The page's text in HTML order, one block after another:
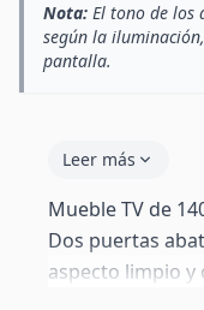
Nota: El tono de los
según la
pantalla.
Leer más
Mueble TV de
Dos puertas
aspecto limpio